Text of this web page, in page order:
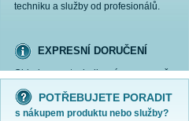
techniku a služby od profesionálů.
více informací »
EXPRESNÍ DORUČENÍ
Objednanou techniku vám expresně
Praha - DNES
ČR - ZÍTRA DO 17 HODIN
více informací »
více informací »
více informací »
POTŘEBUJETE PORADIT
s nákupem produktu nebo služby?